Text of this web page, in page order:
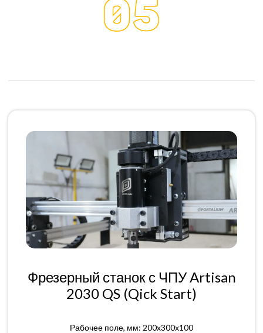
Фрезерный станок с ЧПУ Artisan
2030 QS (Qick Start)
Рабочее поле, мм: 200x300x100